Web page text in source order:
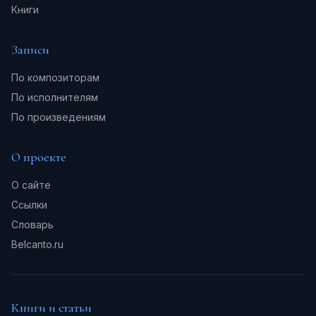
Книги
Записи
По композиторам
По исполнителям
По произведениям
О проекте
О сайте
Ссылки
Словарь
Belcanto.ru
Книги и статьи